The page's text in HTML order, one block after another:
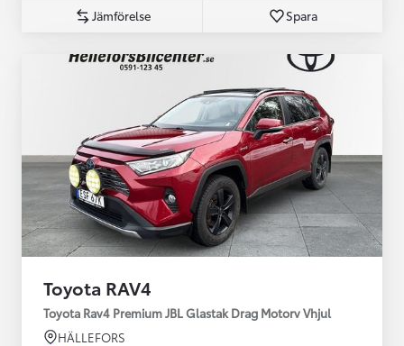
Jämförelse Spara
Toyota RAV4
Toyota Rav4 Premium JBL Glastak Drag Motorv Vhjul
HÄLLEFORS